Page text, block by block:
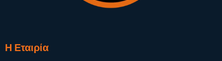
Η Εταιρία